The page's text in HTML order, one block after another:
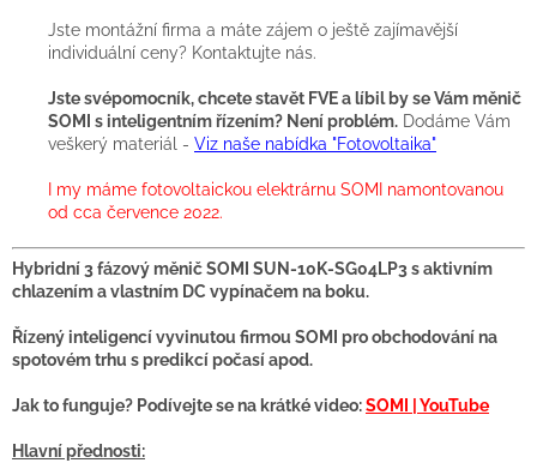
Jste montážní firma a máte zájem o ještě zajímavější
individuální ceny? Kontaktujte nás.
Jste svépomocník, chcete stavět FVE a líbil by se Vám měnič
SOMI s inteligentním řízením? Není problém. Dodáme Vám
veškerý materiál - Viz naše nabídka "Fotovoltaika"
I my máme fotovoltaickou elektrárnu SOMI namontovanou
od cca července 2022.
Hybridní 3 fázový měnič SOMI SUN-10K-SG04LP3 s aktivním
chlazením a vlastním DC vypínačem na boku.
Řízený inteligencí vyvinutou firmou SOMI pro obchodování na
spotovém trhu s predikcí počasí apod.
Jak to funguje? Podívejte se na krátké video:SOMI | YouTube
Hlavní přednosti: